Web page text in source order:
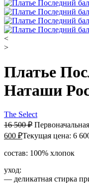
<
>
Платье
Наташи
The Select
16 500₽
600 ₽Текущая цена: 6
состав: 100% хлопок
уход:
— деликатная стирка